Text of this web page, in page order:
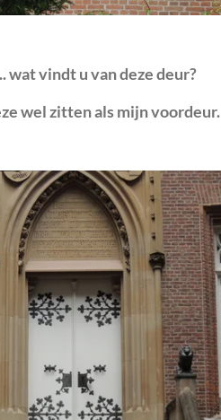
wat vindt u van deze deur?
wel zitten als mijn voordeur.